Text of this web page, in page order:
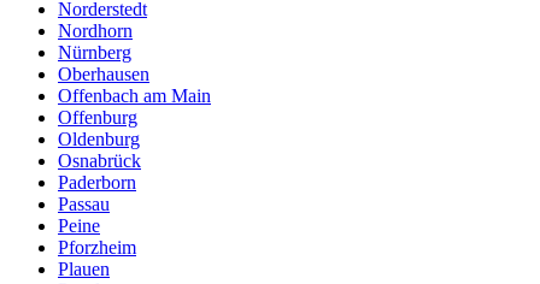
Norderstedt
Nordhorn
Nürnberg
Oberhausen
Offenbach am Main
Offenburg
Oldenburg
Osnabrück
Paderborn
Passau
Peine
Pforzheim
Plauen